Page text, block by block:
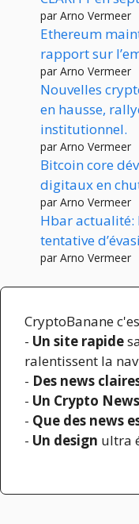
par Arno Vermeer
Ethereum
rapport sur
par Arno Vermeer
Nouvelles
en hausse,
institutionnel.
par Arno Vermeer
Bitcoin core
digitaux en
par Arno Vermeer
Hbar actualité:
tentative
par Arno Vermeer
CryptoBanane
- Un site rapide
ralentissent la
- Des news
- Un Crypto
- Que des news
- Un design ultra